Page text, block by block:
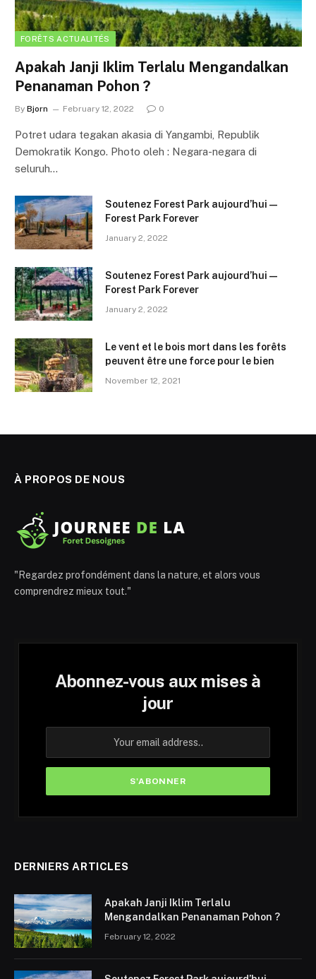
FORÊTS ACTUALITÉS
Apakah Janji Iklim Terlalu Mengandalkan
Penanaman Pohon ?
By Bjorn February 12, 2022 0
Potret udara tegakan akasia di Yangambi, Republik
Demokratik Kongo. Photo oleh : Negara-negara di
seluruh…
Soutenez Forest Park aujourd’hui —
Forest Park Forever
January 2, 2022
Soutenez Forest Park aujourd’hui —
Forest Park Forever
January 2, 2022
Le vent et le bois mort dans les forêts
peuvent être une force pour le bien
November 12, 2021
À PROPOS DE NOUS
"Regardez profondément dans la nature, et alors vous
comprendrez mieux tout."
Abonnez-vous aux mises à
jour
DERNIERS ARTICLES
Apakah Janji Iklim Terlalu
Mengandalkan Penanaman Pohon ?
February 12, 2022